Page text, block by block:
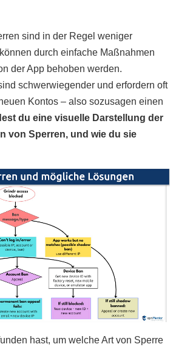
sind in der Regel weniger
durch einfache Maßnahmen
der App behoben werden.
schwerwiegender und erfordern oft
Kontos – also sozusagen einen
du eine visuelle Darstellung der
von Sperren, und wie du sie
hast, um welche Art von Sperre